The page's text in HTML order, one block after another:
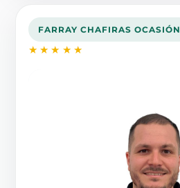
FARRAY CHAFIRAS OCASIÓN
★★★★★